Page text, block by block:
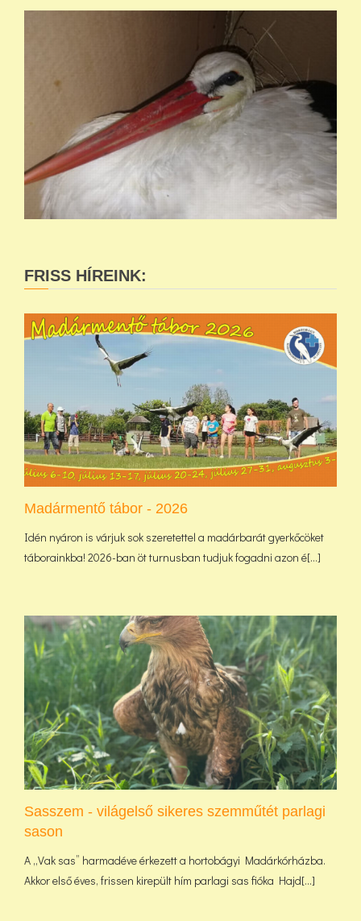
FRISS HÍREINK:
Madármentő tábor - 2026
Idén nyáron is várjuk sok szeretettel a madárbarát gyerkőcöket
táborainkba! 2026-ban öt turnusban tudjuk fogadni azon é[...]
Sasszem - világelső sikeres szemműtét parlagi
sason
A „Vak sas” harmadéve érkezett a hortobágyi Madárkórházba.
Akkor első éves, frissen kirepült hím parlagi sas fióka Hajd[...]